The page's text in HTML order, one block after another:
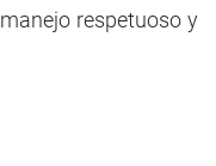
respetuoso y